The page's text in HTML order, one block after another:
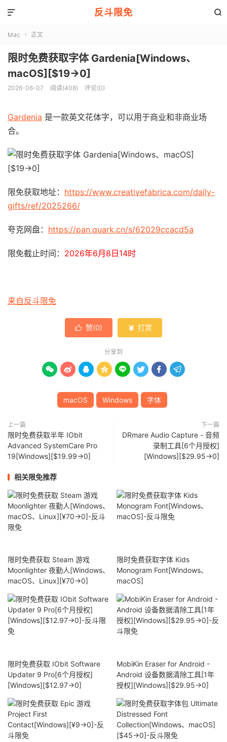
反斗限免 

Mac  正文
限时免费获取字体 Gardenia[Windows、
macOS][$19→0]
2026-06-07 阅读(408) 评论(0)
Gardenia 是一款英文花体字，可以用于商业和非商业场
合。
限免获取地址： https://www.creativefabrica.com/daily-
gifts/ref/2025266/
夸克网盘： https://pan.quark.cn/s/62029ccacd5a
限免截止时间： 2026年6月8日14时
来自反斗限免
 赞(0)  打赏
分享到
       
macOS Windows 字体
上一篇
限时免费获取半年 IObit
Advanced SystemCare Pro
19[Windows][$19.99→0]
下一篇
DRmare Audio Capture - 音频
录制工具[6个月授权]
[Windows][$29.95→0]
相关限免推荐
限时免费获取 Steam 游戏
Moonlighter 夜勤人[Windows、
macOS、Linux][¥70→0]
限时免费获取字体 Kids
Monogram Font[Windows、
macOS]
限时免费获取 IObit Software
Updater 9 Pro[6个月授权]
[Windows][$12.97→0]
MobiKin Eraser for Android -
Android 设备数据清除工具[1年
授权][Windows][$29.95→0]